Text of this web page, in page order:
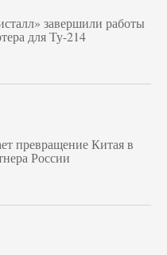
завершили работы
для Ту-214
превращение Китая в
России